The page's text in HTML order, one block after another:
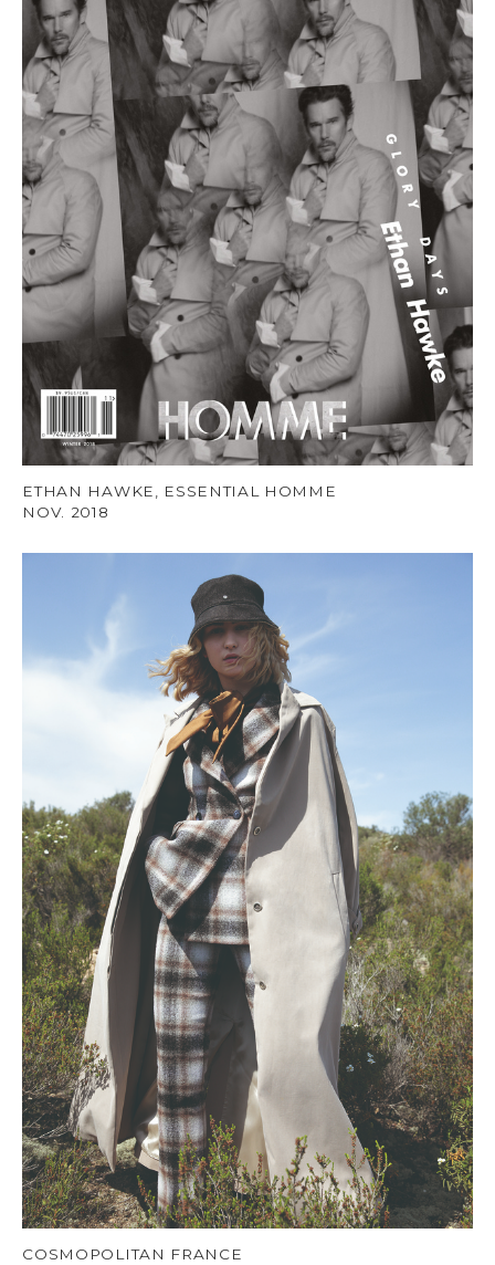
ETHAN HAWKE, ESSENTIAL HOMME
NOV. 2018
COSMOPOLITAN FRANCE